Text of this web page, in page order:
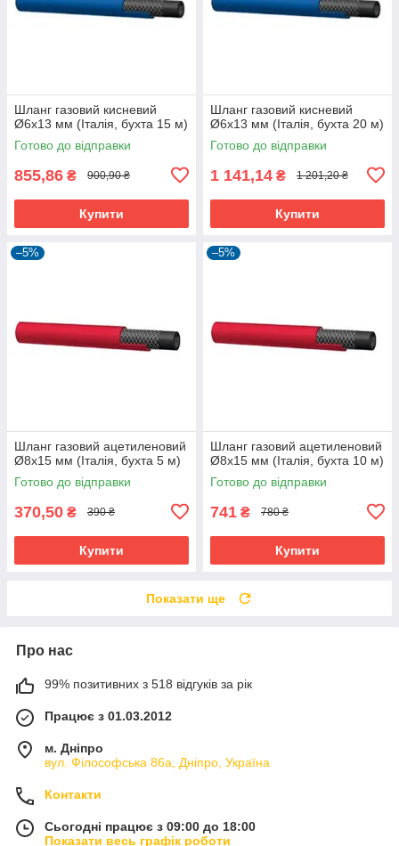
Шланг газовий кисневий
Ø6x13 мм (Італія, бухта 15 м)
Готово до відправки
855,86 ₴ 900,90 ₴
Купити
Шланг газовий кисневий
Ø6x13 мм (Італія, бухта 20 м)
Готово до відправки
1 141,14 ₴ 1 201,20 ₴
Купити
–5%
Шланг газовий ацетиленовий
Ø8x15 мм (Італія, бухта 5 м)
Готово до відправки
370,50 ₴ 390 ₴
Купити
–5%
Шланг газовий ацетиленовий
Ø8x15 мм (Італія, бухта 10 м)
Готово до відправки
741 ₴ 780 ₴
Купити
Показати ще
Про нас
99% позитивних з 518 відгуків за рік
Працює з 01.03.2012
м. Дніпро
вул. Філософська 86а, Дніпро, Україна
Контакти
Сьогодні працює з 09:00 до 18:00
Показати весь графік роботи